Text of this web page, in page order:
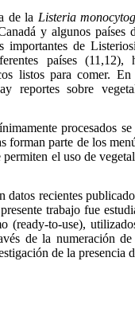
de la Listeria
y algunos
importantes de
países
listos para comer.
reportes sobre
procesados
forman parte de los
el uso de
datos recientes
trabajo fue
(ready-to-use),
de la numeración
de la presencia